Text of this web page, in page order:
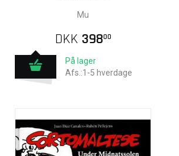
Mu
DKK 39800
På lager
Afs.:1-5 hverdage